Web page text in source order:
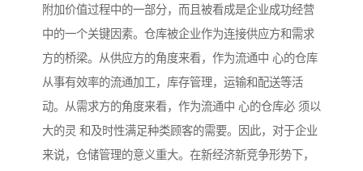
附加价值过程中的一部分，而且被看成是企业成功经营
中的一个关键因素。仓库被企业作为连接供应方和需求
方的桥梁。从供应方的角度来看，作为流通中 心的仓库
从事有效率的流通加工，库存管理，运输和配送等活
动。从需求方的角度来看，作为流通中 心的仓库必 须以
大的灵 和及时性满足种类顾客的需要。因此，对于企业
来说，仓储管理的意义重大。在新经济新竞争形势下，